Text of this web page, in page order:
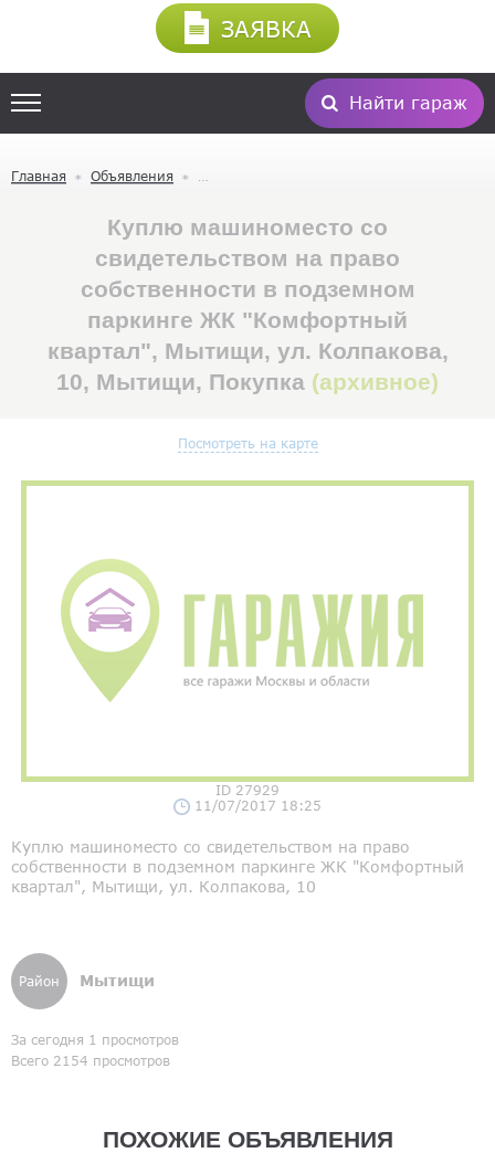
Найти гараж
ЗАЯВКА
Главная Объявления
Куплю машиноместо со
свидетельством на право
собственности в подземном
паркинге ЖК "Комфортный
квартал", Мытищи, ул. Колпакова,
10, Мытищи, Покупка (архивное)
Посмотреть на карте
ID 27929
11/07/2017 18:25
Куплю машиноместо со свидетельством на право
собственности в подземном паркинге ЖК "Комфортный
квартал", Мытищи, ул. Колпакова, 10
Район Мытищи
За сегодня 1 просмотров
Всего 2154 просмотров
ПОХОЖИЕ ОБЪЯВЛЕНИЯ